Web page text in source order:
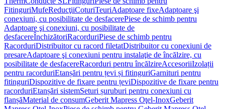
FitinguriMufeReducţiiCoturiTeuriAdaptoare fixeAdaptoare şi
conexiuni, cu posibilitate de desfacerePiese de schimb pentru
Adaptoare şi conexiuni, cu posibilitate de
desfacereÎnchizătoriRacorduriPiese de schimb pentru
RacorduriDistribuitor cu racord filetatDistribuitor cu conexiuni de
presareAdaptoare şi conexiuni pentru instalaţie de încălzire, cu
posibilitate de desfacereRacorduri pentru încălzireAccesoriiIzolații
pentru racorduriEtanșări pentru țevi și fitinguriGarnituri pentru
fitinguriDispozitive de fixare pentru țeviDispozitive de fixare pentru
racorduriEtanșări sistemSeturi șuruburi pentru conexiuni cu
flanșăMaterial de consumGeberit Mapress Oţel-InoxGeberit